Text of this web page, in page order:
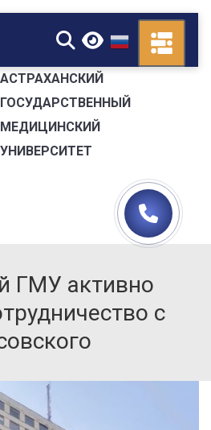
▼
АСТРАХАНСКИЙ
ГОСУДАРСТВЕННЫЙ
МЕДИЦИНСКИЙ
УНИВЕРСИТЕТ
ГМУ активно
с